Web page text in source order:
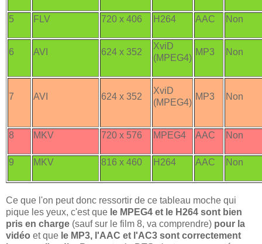
5 FLV 720 x 406 H264 AAC Non
6 AVI 624 x 352
XviD
(MPEG4)
MP3 Non
7 AVI 624 x 352
XviD
(MPEG4)
MP3 Non
8 MKV 720 x 576 MPEG4 AAC Non
9 MKV 816 x 460 H264 AAC Non
Ce que l'on peut donc ressortir de ce tableau moche qui
pique les yeux, c'est que le MPEG4 et le H264 sont bien
pris en charge (sauf sur le film 8, va comprendre) pour la
vidéo et que le MP3, l'AAC et l'AC3 sont correctement